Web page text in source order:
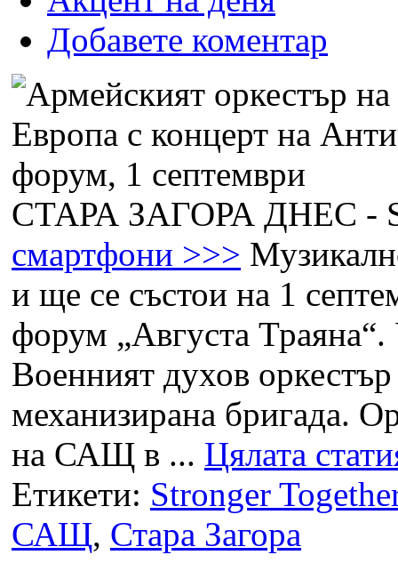
Добавете коментар
СТАРА ЗАГОРА ДНЕС -
смартфони >>>
и ще се състои на 1
форум „Августа
Военният духов
механизирана бригада.
на САЩ в ... Цялата
Етикети: Stronger
САЩ, Стара Загора